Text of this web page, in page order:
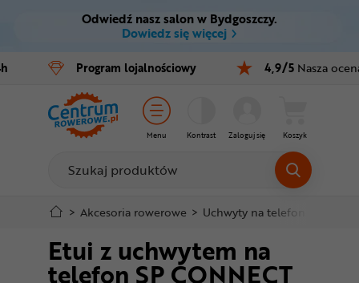
Ctrl M
Menu główne
Informacje o produkcie
Do koszyka
Szczegółowe informacje
Stopka
Odwiedź nasz salon w Bydgoszczy.
Dowiedz się więcej
Program lojalnościowy 4,9/5 Nasza
Menu Kontrast Zaloguj się Koszyk
Rowery
E-bike
Części
Akcesoria
Odzież
Kaski
> Akcesoria rowerowe > Uchwyty na telefon
Etui z uchwytem na
telefon SP CONNECT